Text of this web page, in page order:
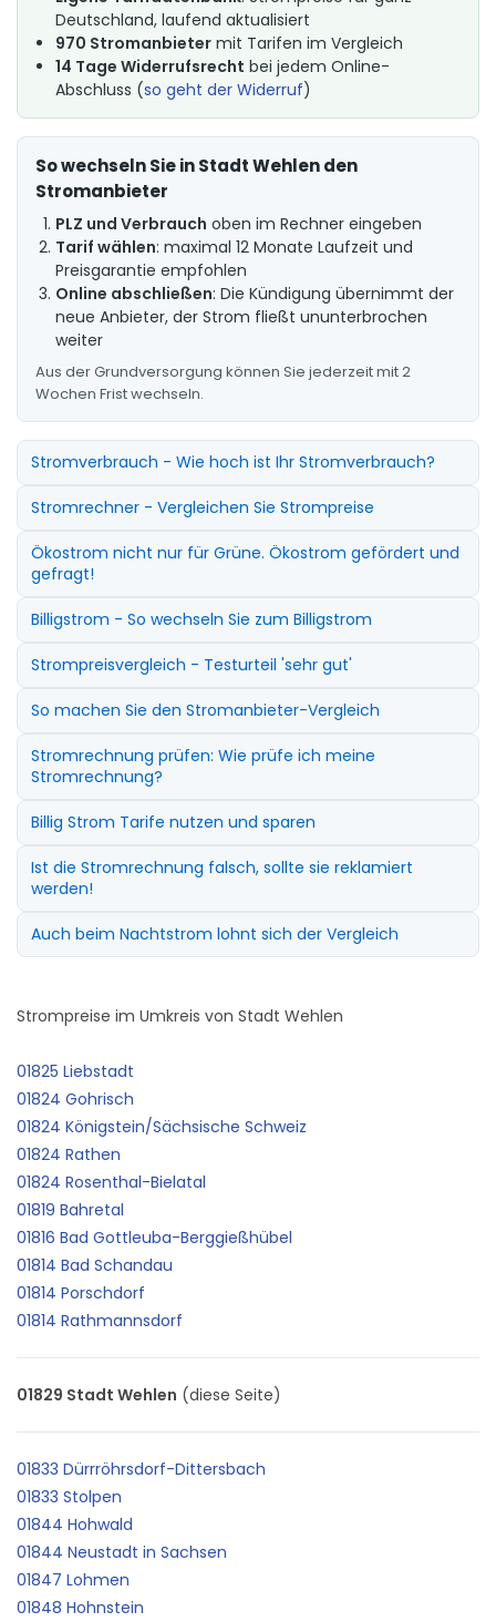
Deutschland, laufend aktualisiert
970 Stromanbieter mit Tarifen im Vergleich
14 Tage Widerrufsrecht bei jedem Online-
Abschluss (so geht der Widerruf)
So wechseln Sie in Stadt Wehlen den
Stromanbieter
PLZ und Verbrauch oben im Rechner eingeben
Tarif wählen: maximal 12 Monate Laufzeit und
Preisgarantie empfohlen
Online abschließen: Die Kündigung übernimmt der
neue Anbieter, der Strom fließt ununterbrochen
weiter
Aus der Grundversorgung können Sie jederzeit mit 2
Wochen Frist wechseln.
Stromverbrauch - Wie hoch ist Ihr Stromverbrauch?
Stromrechner - Vergleichen Sie Strompreise
Ökostrom nicht nur für Grüne. Ökostrom gefördert und
gefragt!
Billigstrom - So wechseln Sie zum Billigstrom
Strompreisvergleich - Testurteil 'sehr gut'
So machen Sie den Stromanbieter-Vergleich
Stromrechnung prüfen: Wie prüfe ich meine
Stromrechnung?
Billig Strom Tarife nutzen und sparen
Ist die Stromrechnung falsch, sollte sie reklamiert
werden!
Auch beim Nachtstrom lohnt sich der Vergleich
Strompreise im Umkreis von Stadt Wehlen
01825 Liebstadt
01824 Gohrisch
01824 Königstein/Sächsische Schweiz
01824 Rathen
01824 Rosenthal-Bielatal
01819 Bahretal
01816 Bad Gottleuba-Berggießhübel
01814 Bad Schandau
01814 Porschdorf
01814 Rathmannsdorf
01829 Stadt Wehlen (diese Seite)
01833 Dürrröhrsdorf-Dittersbach
01833 Stolpen
01844 Hohwald
01844 Neustadt in Sachsen
01847 Lohmen
01848 Hohnstein